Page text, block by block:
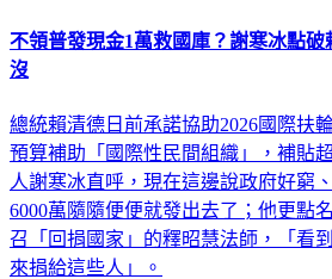
不領普發現金1萬救國庫？謝寒冰點破
沒
總統賴清德日前承諾協助2026國際扶
預算補助「國際性民間組織」，補貼
人謝寒冰直呼，現在這邊說政府好窮
6000萬隨隨便便就發出去了；他更點
召「回捐國家」的釋昭慧法師，「看
來捐給這些人」。